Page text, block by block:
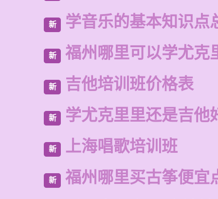
新 学音乐的基本知识点
新 福州哪里可以学尤克
新 吉他培训班价格表
新 学尤克里里还是吉他
新 上海唱歌培训班
新 福州哪里买古筝便宜